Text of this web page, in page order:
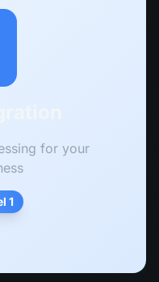
for your
1